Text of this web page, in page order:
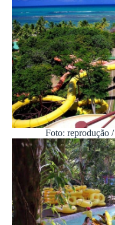
Foto: reprodução /